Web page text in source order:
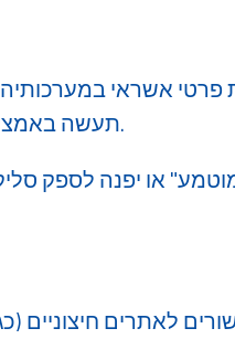
אשראי
תעשה באמצעות ספקים מורשים העומדים בתקן אבטחה מקובל.
או יפנה לספק
לאתרים